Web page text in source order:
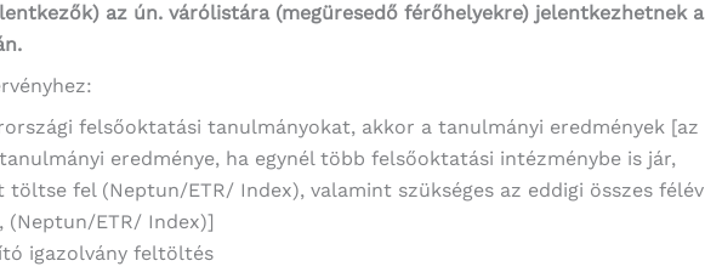
az ún. várólistára (megüresedő férőhelyekre) jelentkezhetnek a
felsőoktatási tanulmányokat, akkor a tanulmányi eredmények [az
eredménye, ha egynél több felsőoktatási intézménybe is jár,
fel (Neptun/ETR/ Index), valamint szükséges az eddigi összes félév
(Neptun/ETR/ Index)]
igazolvány feltöltés